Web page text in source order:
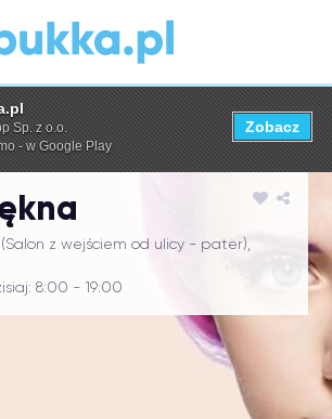
(Salon z wejściem od ulicy - pater),
8:00 - 19:00
Sp. z o.o.
- w Google Play
Zobacz